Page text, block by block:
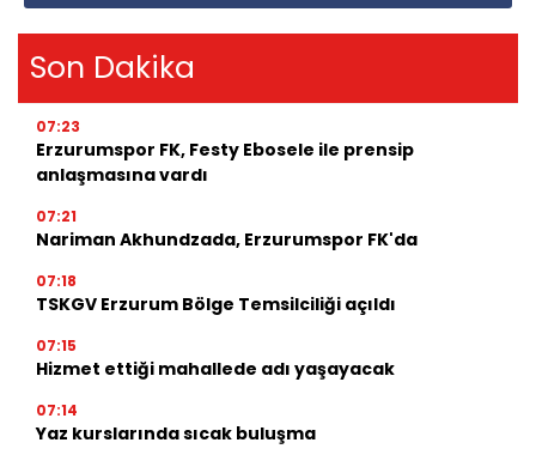
Son Dakika
07:23
Erzurumspor FK, Festy Ebosele ile prensip
anlaşmasına vardı
07:21
Nariman Akhundzada, Erzurumspor FK'da
07:18
TSKGV Erzurum Bölge Temsilciliği açıldı
07:15
Hizmet ettiği mahallede adı yaşayacak
07:14
Yaz kurslarında sıcak buluşma